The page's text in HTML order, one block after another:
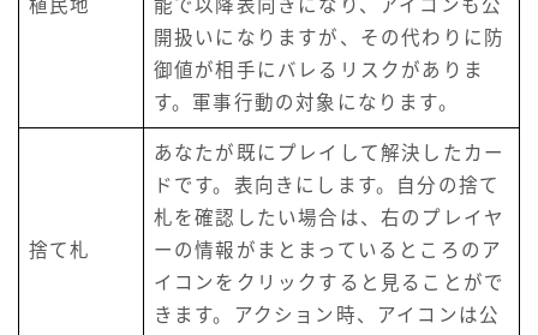
植民地
能で以降表向きになり、アイコンも公
開扱いになりますが、その代わりに防
御値が相手にバレるリスクがありま
す。軍事行動の対象になります。
捨て札
あなたが既にプレイして解決したカー
ドです。表向きにします。自分の捨て
札を確認したい場合は、右のプレイヤ
ーの情報がまとまっているところのア
イコンをクリックすると見ることがで
きます。アクション時、アイコンは公